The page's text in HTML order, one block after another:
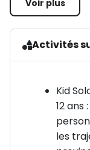
🌟 Grand jeu
abrite des
d’Athéna, des
témoignant de
🕍 Flânerie
Voir plus
Activités
Kid
12
les